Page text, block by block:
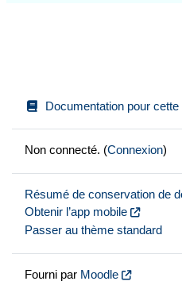
Documentation pour cette
Non connecté. (Connexion)
Résumé de conservation de
Obtenir l’app mobile
Passer au thème standard
Fourni par Moodle